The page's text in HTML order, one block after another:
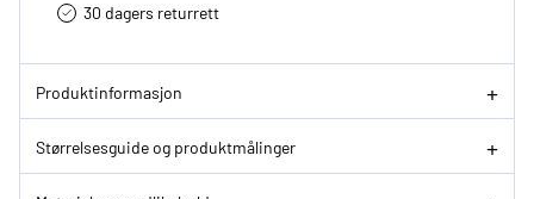
30 dagers returrett
Produktinformasjon
Størrelsesguide og produktmålinger